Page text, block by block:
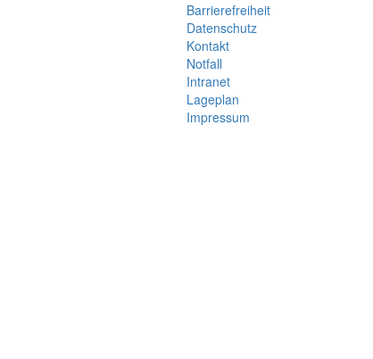
Barrierefreiheit
Datenschutz
Kontakt
Notfall
Intranet
Lageplan
Impressum